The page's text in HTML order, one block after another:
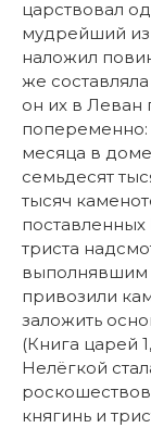
царствовал
мудрейший
наложил
же
он их в Леван
месяца в
семьдесят
тысяч
триста
выполнявшим
привозили
заложить
(Книга царей 1,
Нелёгкой
княгинь и